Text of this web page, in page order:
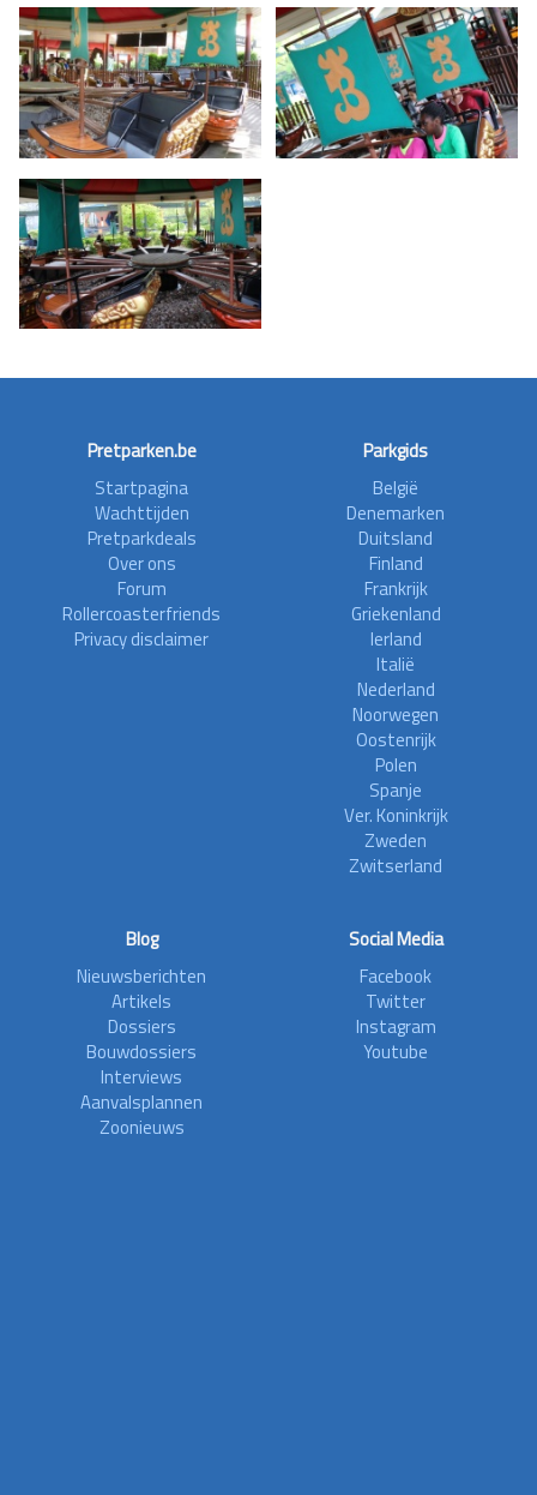
Pretparken.be
Startpagina
Wachttijden
Pretparkdeals
Over ons
Forum
Rollercoasterfriends
Privacy disclaimer
Parkgids
België
Denemarken
Duitsland
Finland
Frankrijk
Griekenland
Ierland
Italië
Nederland
Noorwegen
Oostenrijk
Polen
Spanje
Ver. Koninkrijk
Zweden
Zwitserland
Blog
Nieuwsberichten
Artikels
Dossiers
Bouwdossiers
Interviews
Aanvalsplannen
Zoonieuws
Social Media
Facebook
Twitter
Instagram
Youtube